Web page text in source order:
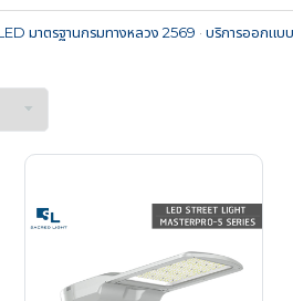
มาตรฐานกรมทางหลวง 2569 · บริการออกแ